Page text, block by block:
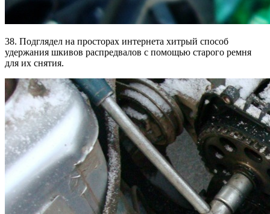
38. Подглядел на просторах интернета хитрый способ
удержания шкивов распредвалов с помощью старого ремня
для их снятия.